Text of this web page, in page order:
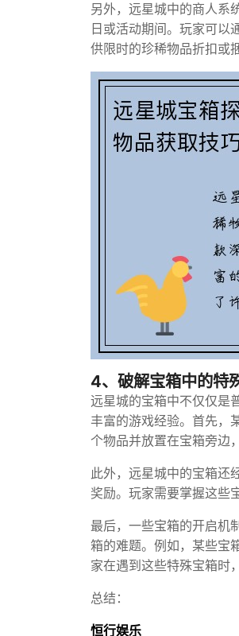
另外，远星城中的商人系
日或活动期间。玩家可以
供限时的珍稀物品折扣或
4、破解宝箱中的特
远星城的宝箱中不仅仅是
丰富的游戏经验。首先，
个物品并放置在宝箱旁边
此外，远星城中的宝箱还
奖励。玩家需要掌握这些
最后，一些宝箱的开启机
箱的难题。例如，某些宝
家在遇到这些特殊宝箱时
总结：
恒行娱乐